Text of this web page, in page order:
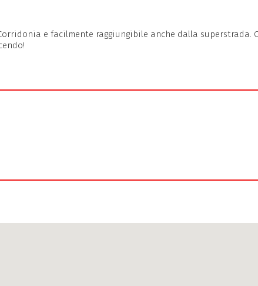
e facilmente raggiungibile anche dalla superstrada.